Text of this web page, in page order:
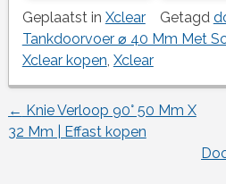
Geplaatst in Xclear Getagd
Tankdoorvoer ⌀ 40 Mm Met
Xclear kopen, Xclear
Berichtnavigatie
← Knie Verloop 90° 50 Mm X
32 Mm | Effast kopen